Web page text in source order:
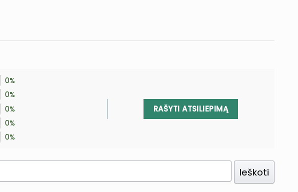
0%
0%
0%
0%
0%
RAŠYTI ATSILIEPIMĄ
Ieškoti